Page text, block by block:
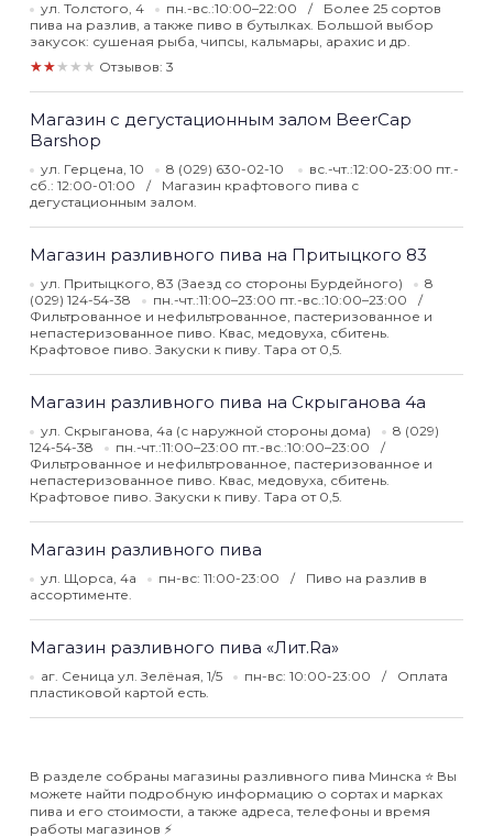
ул. Толстого, 4 пн.-вс.:10:00–22:00
Более 25 сортов
пива на разлив, а также пиво в бутылках. Большой выбор
закусок: сушеная рыба, чипсы, кальмары, арахис и др.
★★★★★ Отзывов: 3
Магазин с дегустационным залом BeerCap
Barshop
ул. Герцена, 10 8 (029) 630-02-10
вс.-чт.:12:00-23:00 пт.-
сб.: 12:00-01:00
Магазин крафтового пива с
дегустационным залом.
Магазин разливного пива на Притыцкого 83
ул. Притыцкого, 83 (Заезд со стороны Бурдейного)
8
(029) 124-54-38
пн.-чт.:11:00–23:00 пт.-вс.:10:00–23:00
Фильтрованное и нефильтрованное, пастеризованное и
непастеризованное пиво. Квас, медовуха, сбитень.
Крафтовое пиво. Закуски к пиву. Тара от 0,5.
Магазин разливного пива на Скрыганова 4а
ул. Скрыганова, 4а (с наружной стороны дома)
8 (029)
124-54-38
пн.-чт.:11:00–23:00 пт.-вс.:10:00–23:00
Фильтрованное и нефильтрованное, пастеризованное и
непастеризованное пиво. Квас, медовуха, сбитень.
Крафтовое пиво. Закуски к пиву. Тара от 0,5.
Магазин разливного пива
ул. Щорса, 4а пн-вс: 11:00-23:00
Пиво на разлив в
ассортименте.
Магазин разливного пива «Лит.Rа»
аг. Сеница ул. Зелёная, 1/5 пн-вс: 10:00-23:00
Оплата
пластиковой картой есть.
В разделе собраны магазины разливного пива Минска ⭐️ Вы
можете найти подробную информацию о сортах и марках
пива и его стоимости, а также адреса, телефоны и время
работы магазинов ⚡️